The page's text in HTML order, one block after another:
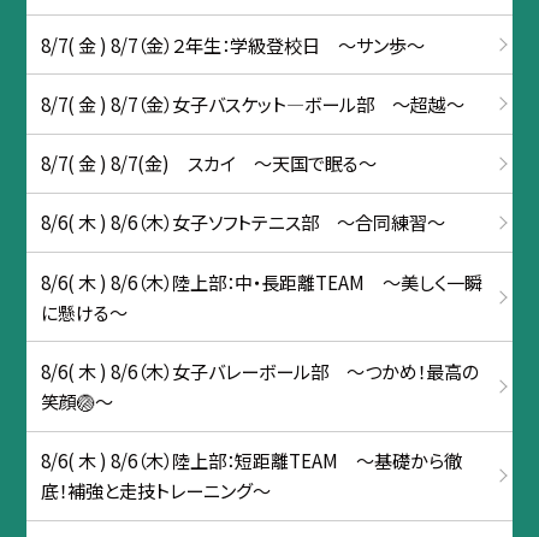
8/7( 金 ) 8/7（金）２年生：学級登校日 ～サン歩～
8/7( 金 ) 8/7（金）女子バスケット―ボール部 〜超越〜
8/7( 金 ) 8/7(金) スカイ ～天国で眠る～
8/6( 木 ) 8/6（木）女子ソフトテニス部 〜合同練習～
8/6( 木 ) 8/6（木）陸上部：中・長距離TEAM ～美しく一瞬
に懸ける～
8/6( 木 ) 8/6（木）女子バレーボール部 ～つかめ！最高の
笑顔🏐～
8/6( 木 ) 8/6（木）陸上部：短距離TEAM ～基礎から徹
底！補強と走技トレーニング～